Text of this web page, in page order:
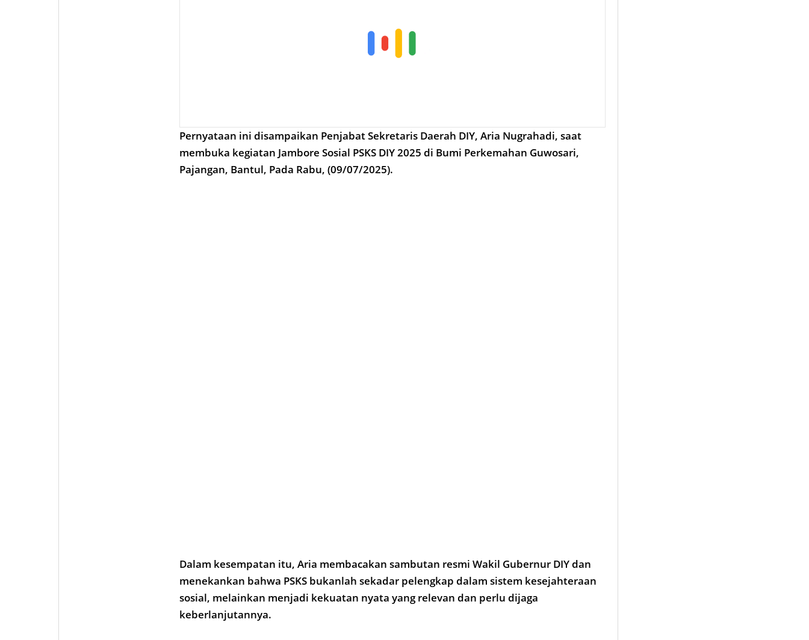
Pernyataan ini disampaikan Penjabat Sekretaris Daerah DIY, Aria Nugrahadi, saat
membuka kegiatan Jambore Sosial PSKS DIY 2025 di Bumi Perkemahan Guwosari,
Pajangan, Bantul, Pada Rabu, (09/07/2025).
Dalam kesempatan itu, Aria membacakan sambutan resmi Wakil Gubernur DIY dan
menekankan bahwa PSKS bukanlah sekadar pelengkap dalam sistem kesejahteraan
sosial, melainkan menjadi kekuatan nyata yang relevan dan perlu dijaga
keberlanjutannya.